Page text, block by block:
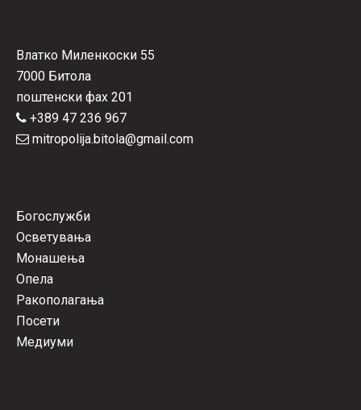
Влатко Миленкоски 55
7000 Битола
поштенски фах 201
+389 47 236 967
mitropolija.bitola@gmail.com
Богослужби
Осветувања
Монашења
Опела
Ракополагања
Посети
Медиуми